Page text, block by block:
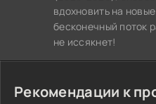
вдохновить на
бесконечный поток
не иссякнет!
Рекомендации к